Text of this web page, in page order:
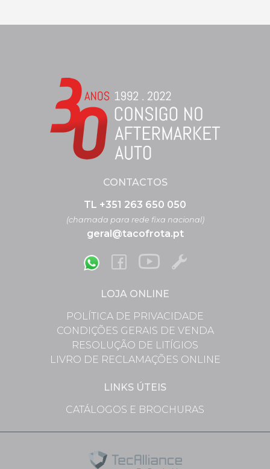
CONTACTOS
TL +351 263 650 050
(chamada para rede fixa nacional)
geral@tacofrota.pt
LOJA ONLINE
POLÍTICA DE PRIVACIDADE
CONDIÇÕES GERAIS DE VENDA
RESOLUÇÃO DE LITÍGIOS
LIVRO DE RECLAMAÇÕES ONLINE
LINKS ÚTEIS
CATÁLOGOS E BROCHURAS